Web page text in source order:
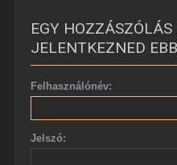
EGY
JELENTKEZNED
Felhasználónév:
Jelszó: